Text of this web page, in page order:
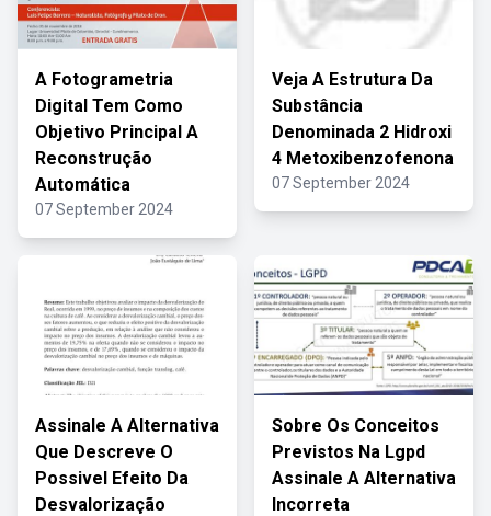
A Fotogrametria
Digital Tem Como
Objetivo Principal A
Reconstrução
Automática
07 September 2024
Veja A Estrutura Da
Substância
Denominada 2 Hidroxi
4 Metoxibenzofenona
07 September 2024
Assinale A Alternativa
Que Descreve O
Possivel Efeito Da
Desvalorização
Sobre Os Conceitos
Previstos Na Lgpd
Assinale A Alternativa
Incorreta